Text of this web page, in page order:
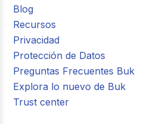
Blog
Recursos
Privacidad
Protección de Datos
Preguntas Frecuentes Buk
Explora lo nuevo de Buk
Trust center